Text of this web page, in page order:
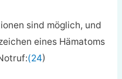
sind möglich, und
eines Hämatoms
(24)